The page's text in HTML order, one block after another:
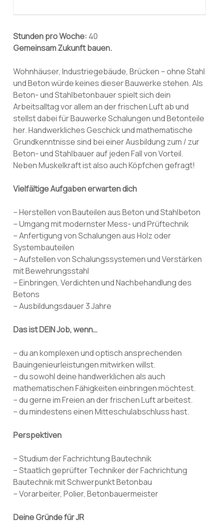
Stunden pro Woche: 40
Gemeinsam Zukunft bauen.
Wohnhäuser, Industriegebäude, Brücken – ohne Stahl
und Beton würde keines dieser Bauwerke stehen. Als
Beton- und Stahlbetonbauer spielt sich dein
Arbeitsalltag vor allem an der frischen Luft ab und
stellst dabei für Bauwerke Schalungen und Betonteile
her. Handwerkliches Geschick und mathematische
Grundkenntnisse sind bei einer Ausbildung zum / zur
Beton- und Stahlbauer auf jeden Fall von Vorteil.
Neben Muskelkraft ist also auch Köpfchen gefragt!
Vielfältige Aufgaben erwarten dich
– Herstellen von Bauteilen aus Beton und Stahlbeton
– Umgang mit modernster Mess- und Prüftechnik
– Anfertigung von Schalungen aus Holz oder
Systembauteilen
– Aufstellen von Schalungssystemen und Verstärken
mit Bewehrungsstahl
– Einbringen, Verdichten und Nachbehandlung des
Betons
– Ausbildungsdauer 3 Jahre
Das ist DEIN Job, wenn…
– du an komplexen und optisch ansprechenden
Bauingenieurleistungen mitwirken willst.
– du sowohl deine handwerklichen als auch
mathematischen Fähigkeiten einbringen möchtest.
– du gerne im Freien an der frischen Luft arbeitest.
– du mindestens einen Mitteschulabschluss hast.
Perspektiven
– Studium der Fachrichtung Bautechnik
– Staatlich geprüfter Techniker der Fachrichtung
Bautechnik mit Schwerpunkt Betonbau
– Vorarbeiter, Polier, Betonbauermeister
Deine Gründe für JR